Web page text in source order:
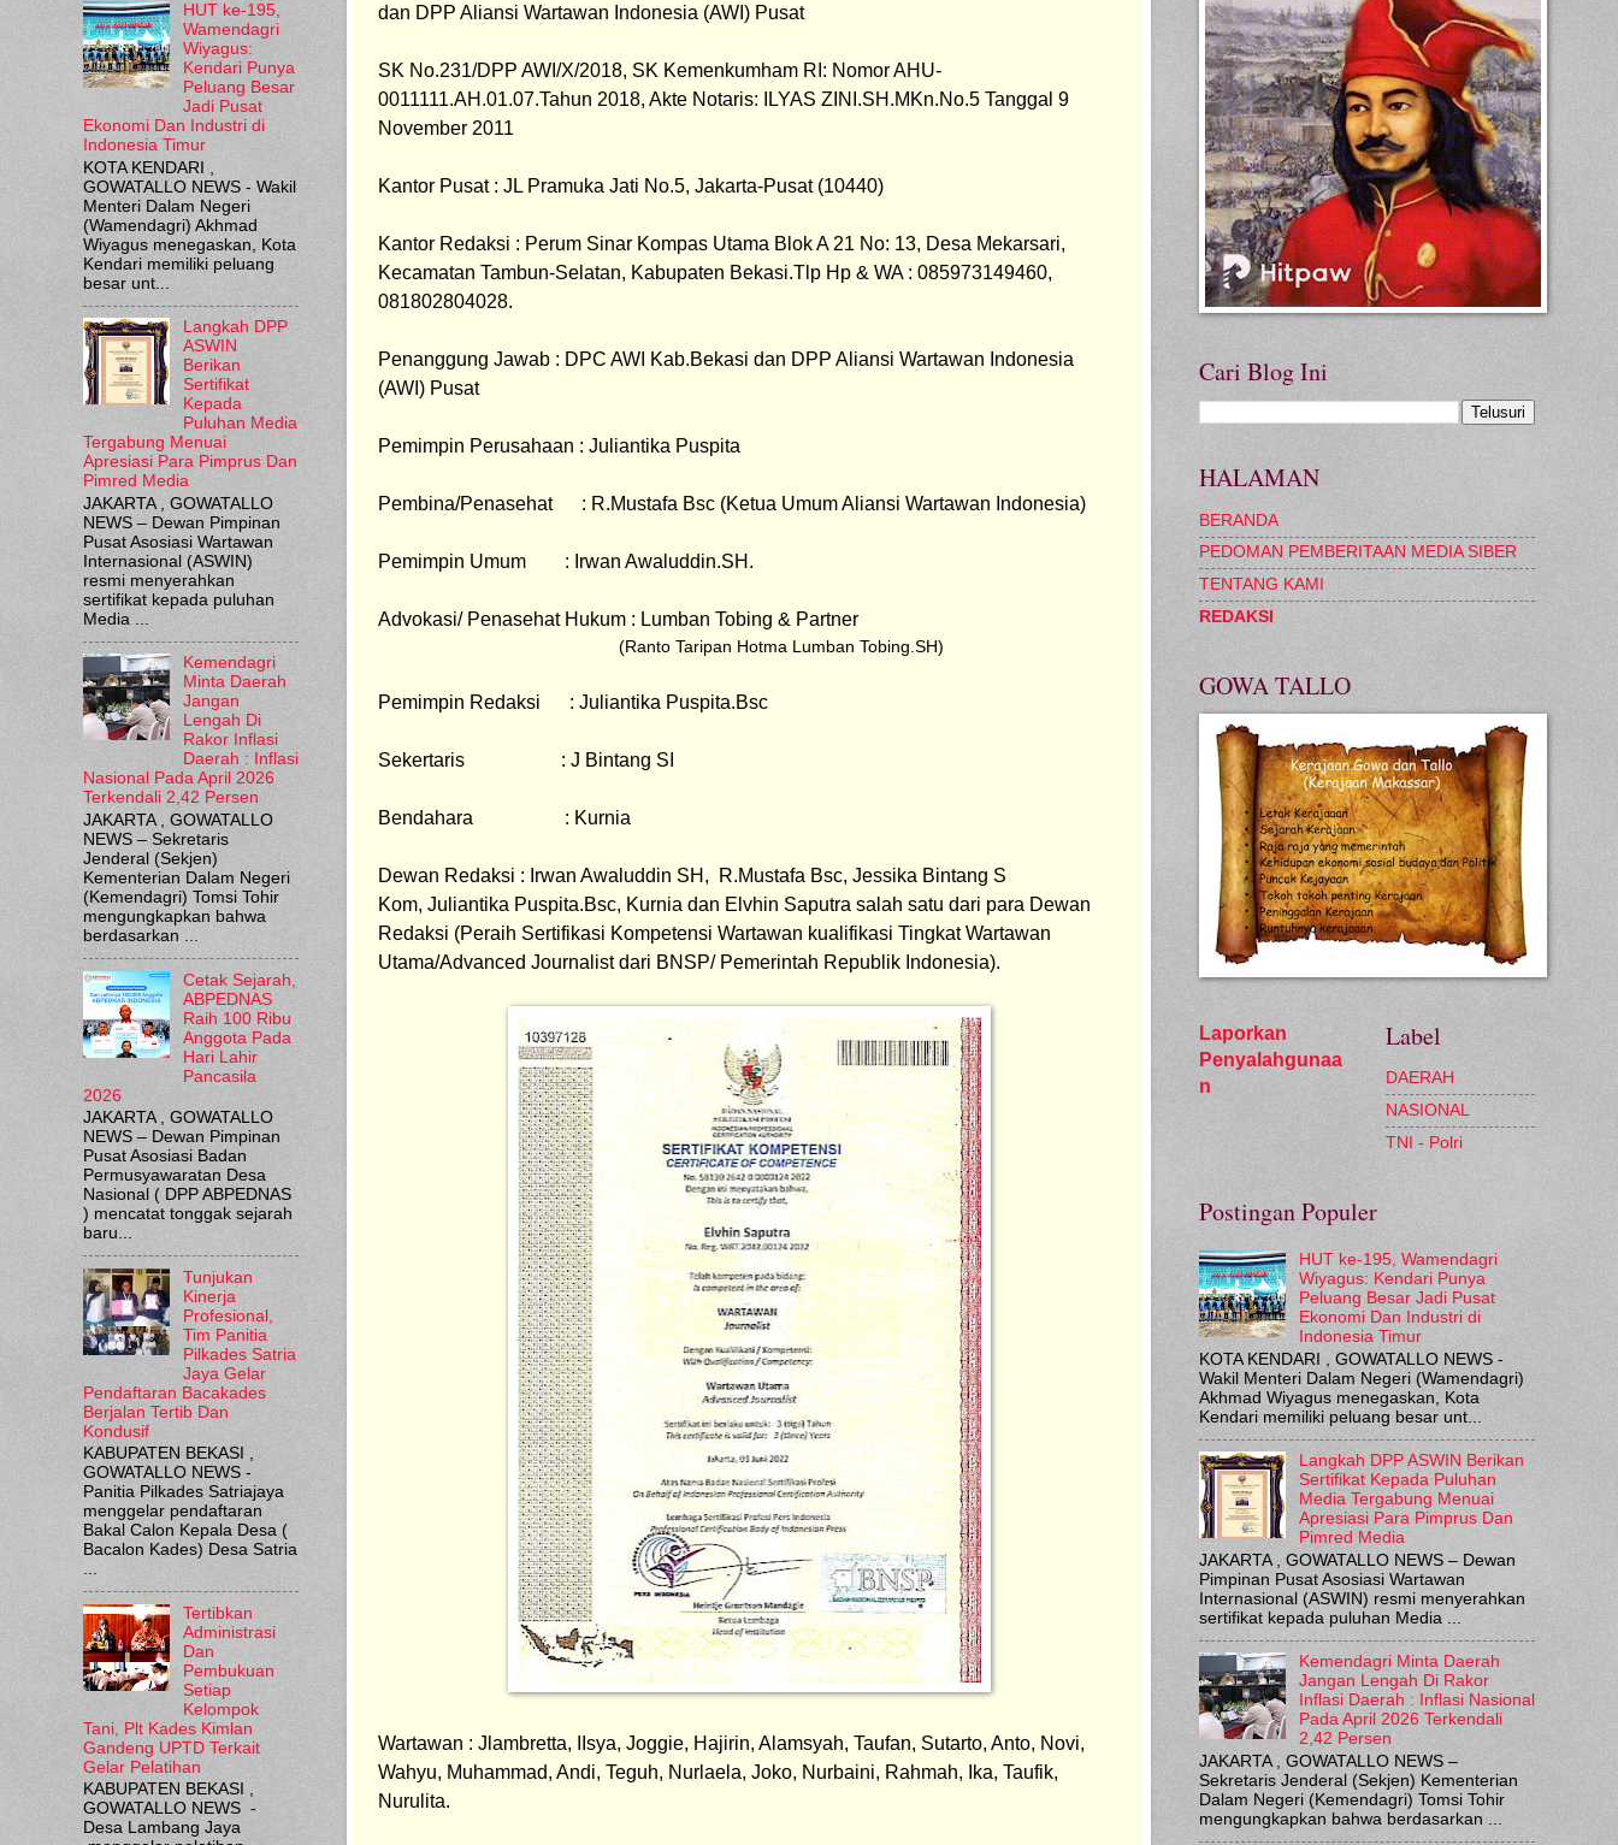
dan DPP Aliansi Wartawan Indonesia (AWI) Pusat
SK No.231/DPP AWI/X/2018, SK Kemenkumham RI: Nomor AHU-
0011111.AH.01.07.Tahun 2018, Akte Notaris: ILYAS ZINI.SH.MKn.No.5 Tanggal 9
November 2011
Kantor Pusat : JL Pramuka Jati No.5, Jakarta-Pusat (10440)
Kantor Redaksi : Perum Sinar Kompas Utama Blok A 21 No: 13, Desa Mekarsari,
Kecamatan Tambun-Selatan, Kabupaten Bekasi.
081802804028.
Penanggung Jawab : DPC AWI Kab.Bekasi dan DPP Aliansi Wartawan Indonesia
(AWI) Pusat
Pemimpin Perusahaan : Juliantika Puspita
Pembina/Penasehat
      :
R.Mustafa Bsc (Ketua Umum Aliansi Wartawan Indonesia)
Pemimpin Umum        : Irwan Awaluddin.SH.
Advokasi/ Penasehat Hukum : Lumban Tobing & Partner
                                                  (Ranto Taripan Hotma Lumban Tobing.SH)
Pemimpin Redaksi      : Juliantika Puspita.Bsc
Sekertaris                    : J Bintang SI
Bendahara                   : Kurnia
Dewan Redaksi : Irwan Awaluddin SH,
R.Mustafa Bsc, Jessika Bintang S
Kom, Juliantika Puspita.Bsc, Kurnia dan Elvhin Saputra salah satu dari para Dewan
Redaksi (Peraih Sertifikasi Kompetensi Wartawan kualifikasi Tingkat Wartawan
Utama/Advanced Journalist dari BNSP/ Pemerintah Republik Indonesia).
Wartawan : Jlambretta, IIsya, Joggie, Hajirin, Alamsyah, Taufan, Sutarto, Anto, Novi,
Wahyu, Muhammad, Andi, Teguh, Nurlaela, Joko, Nurbaini, Rahmah, Ika, Taufik,
Nurulita.
HUT ke-195,
Wamendagri
Wiyagus:
Kendari Punya
Peluang Besar
Jadi Pusat
Ekonomi Dan Industri di
Indonesia Timur
KOTA KENDARI ,
GOWATALLO NEWS - Wakil
Menteri Dalam Negeri
(Wamendagri) Akhmad
Wiyagus menegaskan, Kota
Kendari memiliki peluang
besar unt...
Langkah DPP
ASWIN
Berikan
Sertifikat
Kepada
Puluhan Media
Tergabung Menuai
Apresiasi Para Pimprus Dan
Pimred Media
JAKARTA , GOWATALLO
NEWS – Dewan Pimpinan
Pusat Asosiasi Wartawan
Internasional (ASWIN)
resmi menyerahkan
sertifikat kepada puluhan
Media ...
Kemendagri
Minta Daerah
Jangan
Lengah Di
Rakor Inflasi
Daerah : Inflasi
Nasional Pada April 2026
Terkendali 2,42 Persen
JAKARTA , GOWATALLO
NEWS – Sekretaris
Jenderal (Sekjen)
Kementerian Dalam Negeri
(Kemendagri) Tomsi Tohir
mengungkapkan bahwa
berdasarkan ...
Cetak Sejarah,
ABPEDNAS
Raih 100 Ribu
Anggota Pada
Hari Lahir
Pancasila
2026
JAKARTA , GOWATALLO
NEWS – Dewan Pimpinan
Pusat Asosiasi Badan
Permusyawaratan Desa
Nasional ( DPP ABPEDNAS
) mencatat tonggak sejarah
baru...
Tunjukan
Kinerja
Profesional,
Tim Panitia
Pilkades Satria
Jaya Gelar
Pendaftaran Bacakades
Berjalan Tertib Dan
Kondusif
KABUPATEN BEKASI ,
GOWATALLO NEWS -
Panitia Pilkades Satriajaya
menggelar pendaftaran
Bakal Calon Kepala Desa (
Bacalon Kades) Desa Satria
...
Tertibkan
Administrasi
Dan
Pembukuan
Setiap
Kelompok
Tani, Plt Kades Kimlan
Gandeng UPTD Terkait
Gelar Pelatihan
KABUPATEN BEKASI ,
GOWATALLO NEWS -
Desa Lambang Jaya
Cari Blog Ini
HALAMAN
BERANDA
PEDOMAN PEMBERITAAN MEDIA SIBER
TENTANG KAMI
REDAKSI
GOWA TALLO
Laporkan
Penyalahgunaa
n
Label
DAERAH
NASIONAL
TNI - Polri
Postingan Populer
HUT ke-195, Wamendagri
Wiyagus: Kendari Punya
Peluang Besar Jadi Pusat
Ekonomi Dan Industri di
Indonesia Timur
KOTA KENDARI , GOWATALLO NEWS -
Wakil Menteri Dalam Negeri (Wamendagri)
Akhmad Wiyagus menegaskan, Kota
Kendari memiliki peluang besar unt...
Langkah DPP ASWIN Berikan
Sertifikat Kepada Puluhan
Media Tergabung Menuai
Apresiasi Para Pimprus Dan
Pimred Media
JAKARTA , GOWATALLO NEWS – Dewan
Pimpinan Pusat Asosiasi Wartawan
Internasional (ASWIN) resmi menyerahkan
sertifikat kepada puluhan Media ...
Kemendagri Minta Daerah
Jangan Lengah Di Rakor
Inflasi Daerah : Inflasi Nasional
Pada April 2026 Terkendali
2,42 Persen
JAKARTA , GOWATALLO NEWS –
Sekretaris Jenderal (Sekjen) Kementerian
Dalam Negeri (Kemendagri) Tomsi Tohir
mengungkapkan bahwa berdasarkan ...